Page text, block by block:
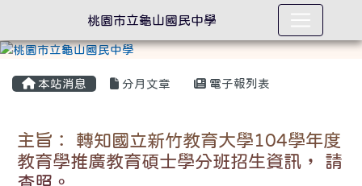
本站消息 分月文章 電子報列表
主旨： 轉知國立新竹教育大學104學年度
教育學推廣教育碩士學分班招生資訊， 請
查照。
桃園市立龜山國民中學